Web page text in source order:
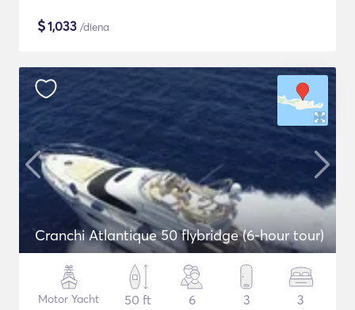
$1,033 /diena
Cranchi Atlantique 50 flybridge (6-hour tour)
Motor Yacht
50 ft
6 3 3